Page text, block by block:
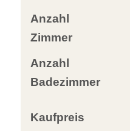
Anzahl
Zimmer
Anzahl
Badezimmer
Kaufpreis